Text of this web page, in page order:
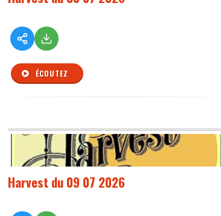
ÉCOUTEZ
Harvest du 09 07 2026